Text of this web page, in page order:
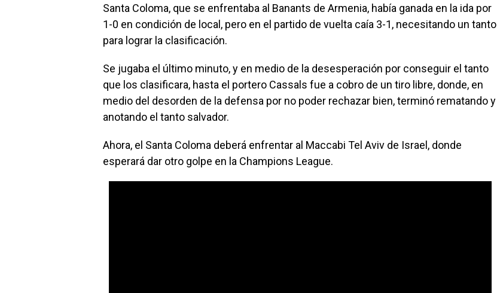
Santa Coloma, que se enfrentaba al Banants de Armenia, había ganada en la ida por
1-0 en condición de local, pero en el partido de vuelta caía 3-1, necesitando un tanto
para lograr la clasificación.
Se jugaba el último minuto, y en medio de la desesperación por conseguir el tanto
que los clasificara, hasta el portero Cassals fue a cobro de un tiro libre, donde, en
medio del desorden de la defensa por no poder rechazar bien, terminó rematando y
anotando el tanto salvador.
Ahora, el Santa Coloma deberá enfrentar al Maccabi Tel Aviv de Israel, donde
esperará dar otro golpe en la Champions League.